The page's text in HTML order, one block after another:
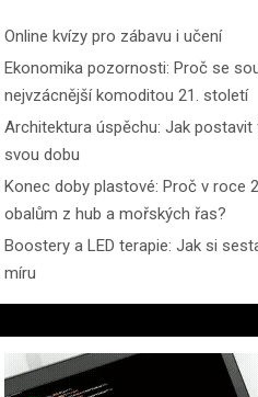
Online kvízy pro zábavu i učení
Ekonomika pozornosti: Proč se
nejvzácnější komoditou 21. století
Architektura úspěchu: Jak postavit
svou dobu
Konec doby plastové: Proč v roce
obalům z hub a mořských řas?
Boostery a LED terapie: Jak si
míru